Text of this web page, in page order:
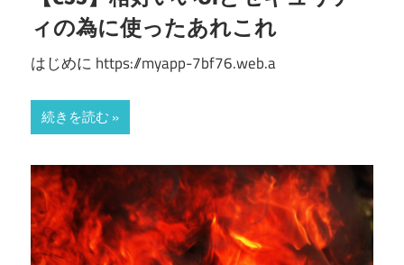
ィの為に使ったあれこれ
はじめに https://myapp-7bf76.web.a
続きを読む